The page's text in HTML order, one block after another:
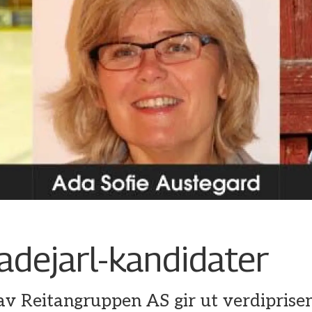
kandidater
Reitangruppen AS gir ut